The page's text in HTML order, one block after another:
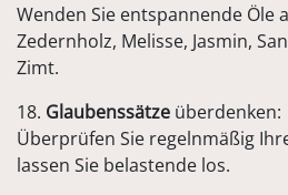
Wenden Sie entspannende Öle
Zedernholz, Melisse, Jasmin,
Zimt.
18. Glaubenssätze überdenken:
Überprüfen Sie regelnmäßig
lassen Sie belastende los.